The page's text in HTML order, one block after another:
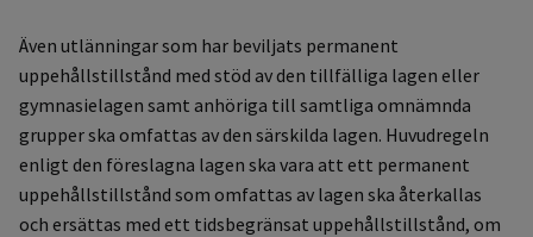
Även utlänningar som har beviljats permanent
uppehållstillstånd med stöd av den tillfälliga lagen eller
gymnasielagen samt anhöriga till samtliga omnämnda
grupper ska omfattas av den särskilda lagen. Huvudregeln
enligt den föreslagna lagen ska vara att ett permanent
uppehållstillstånd som omfattas av lagen ska återkallas
och ersättas med ett tidsbegränsat uppehållstillstånd, om